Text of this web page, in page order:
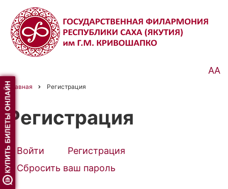
Перейти
основному
содержанию
АА
Строка
навигации
Главная Регистрация
Регистрация
Primary
tabs
Войти Регистрация
Сбросить ваш пароль